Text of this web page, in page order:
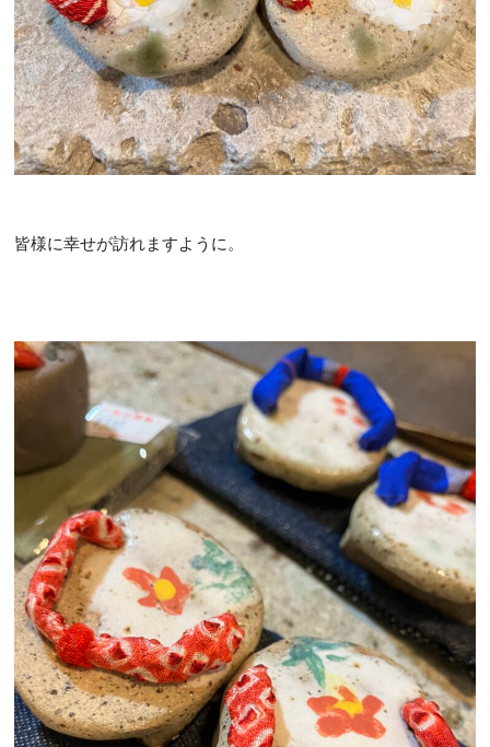
皆様に幸せが訪れますように。